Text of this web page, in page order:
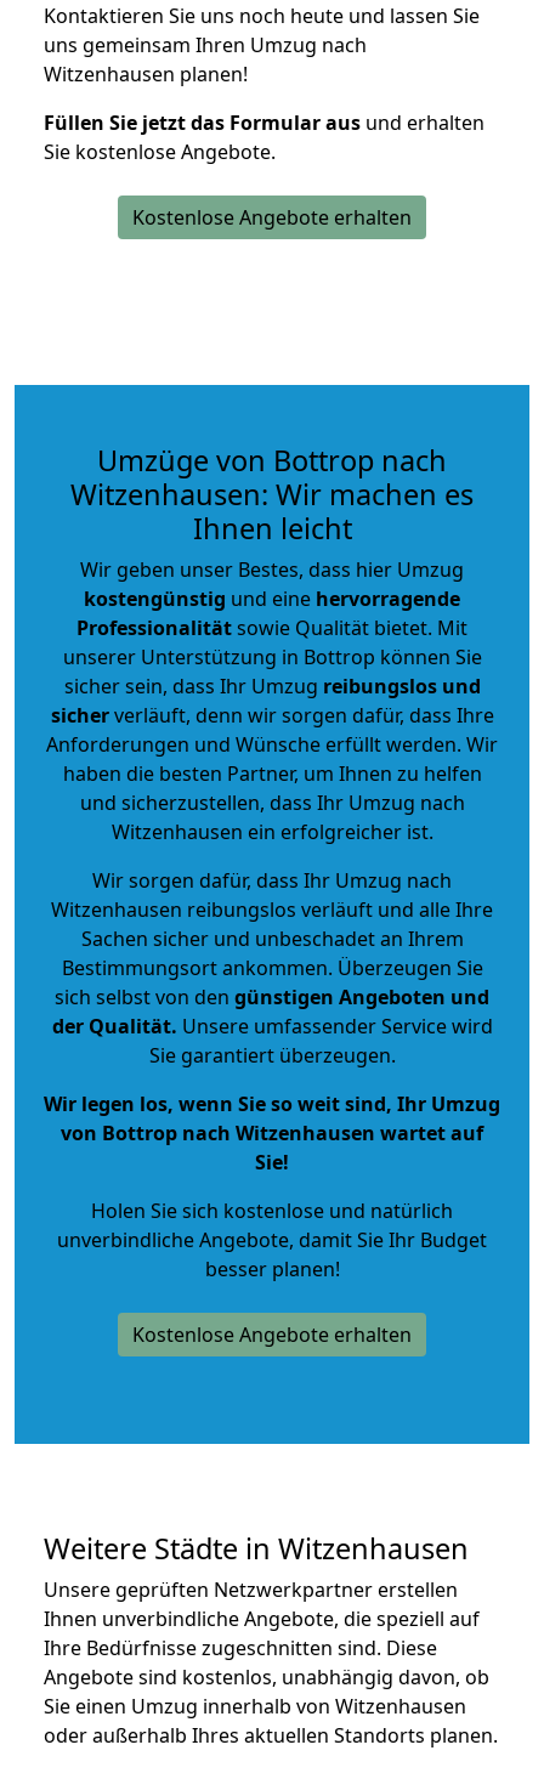
Kontaktieren Sie uns noch heute und lassen Sie
uns gemeinsam Ihren Umzug nach
Witzenhausen planen!
Füllen Sie jetzt das Formular aus und erhalten
Sie kostenlose Angebote.
Kostenlose Angebote erhalten
Umzüge von Bottrop nach
Witzenhausen: Wir machen es
Ihnen leicht
Wir geben unser Bestes, dass hier Umzug
kostengünstig und eine hervorragende
Professionalitätsowie Qualität bietet. Mit
unserer Unterstützung in Bottrop können Sie
sicher sein, dass Ihr Umzug reibungslos und
sicherverläuft, denn wir sorgen dafür, dass Ihre
Anforderungen und Wünsche erfüllt werden. Wir
haben die besten Partner, um Ihnen zu helfen
und sicherzustellen, dass Ihr Umzug nach
Witzenhausen ein erfolgreicher ist.
Wir sorgen dafür, dass Ihr Umzug nach
Witzenhausen reibungslos verläuft und alle Ihre
Sachen sicher und unbeschadet an Ihrem
Bestimmungsort ankommen. Überzeugen Sie
sich selbst von den günstigen Angeboten und
der Qualität. Unsere umfassender Service wird
Sie garantiert überzeugen.
Wir legen los, wenn Sie so weit sind, Ihr Umzug
von Bottrop nach Witzenhausen wartet auf
Sie!
Holen Sie sich kostenlose und natürlich
unverbindliche Angebote, damit Sie Ihr Budget
besser planen!
Kostenlose Angebote erhalten
Weitere Städte in Witzenhausen
Unsere geprüften Netzwerkpartner erstellen
Ihnen unverbindliche Angebote, die speziell auf
Ihre Bedürfnisse zugeschnitten sind. Diese
Angebote sind kostenlos, unabhängig davon, ob
Sie einen Umzug innerhalb von Witzenhausen
oder außerhalb Ihres aktuellen Standorts planen.